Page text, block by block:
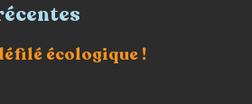
écologique !